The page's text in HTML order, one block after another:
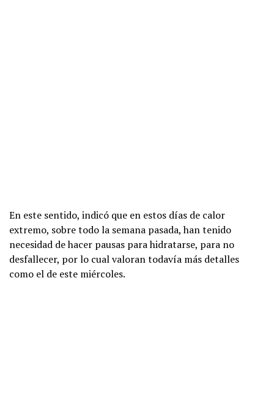
En este sentido, indicó que en estos días de calor
extremo, sobre todo la semana pasada, han tenido
necesidad de hacer pausas para hidratarse, para no
desfallecer, por lo cual valoran todavía más detalles
como el de este miércoles.